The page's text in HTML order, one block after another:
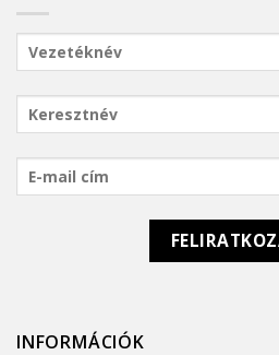
INFORMÁCIÓK